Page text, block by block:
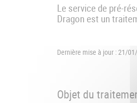
Le service de pré-
Dragon est un
Dernière mise à jour : 21/
Objet du